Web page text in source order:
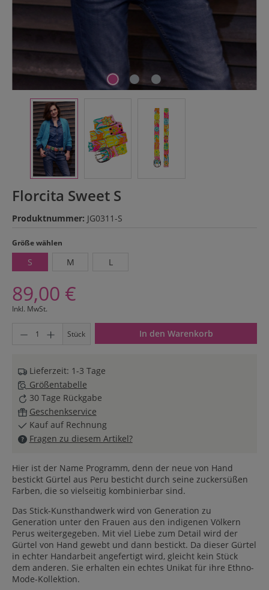
Florcita Sweet S
Produktnummer: JG0311-S
Größe wählen
S
M L
89,00 €
Inkl. MwSt.
Produkt Anzahl: Gib den gewünschten Wert ein oder
Stück In den Warenkorb
Lieferzeit: 1-3 Tage
Größentabelle
30 Tage Rückgabe
Geschenkservice
Kauf auf Rechnung
Fragen zu diesem Artikel?
Hier ist der Name Programm, denn der neue von Hand
bestickt Gürtel aus Peru besticht durch seine zuckersüßen
Farben, die so vielseitig kombinierbar sind.
Das Stick-Kunsthandwerk wird von Generation zu
Generation unter den Frauen aus den indigenen Völkern
Perus weitergegeben. Mit viel Liebe zum Detail wird der
Gürtel von Hand gewebt und dann bestickt. Da dieser Gürtel
in echter Handarbeit angefertigt wird, gleicht kein Stück
dem anderen. Sie erhalten ein echtes Unikat für ihre Ethno-
Mode-Kollektion.